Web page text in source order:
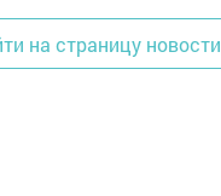
на страницу новости